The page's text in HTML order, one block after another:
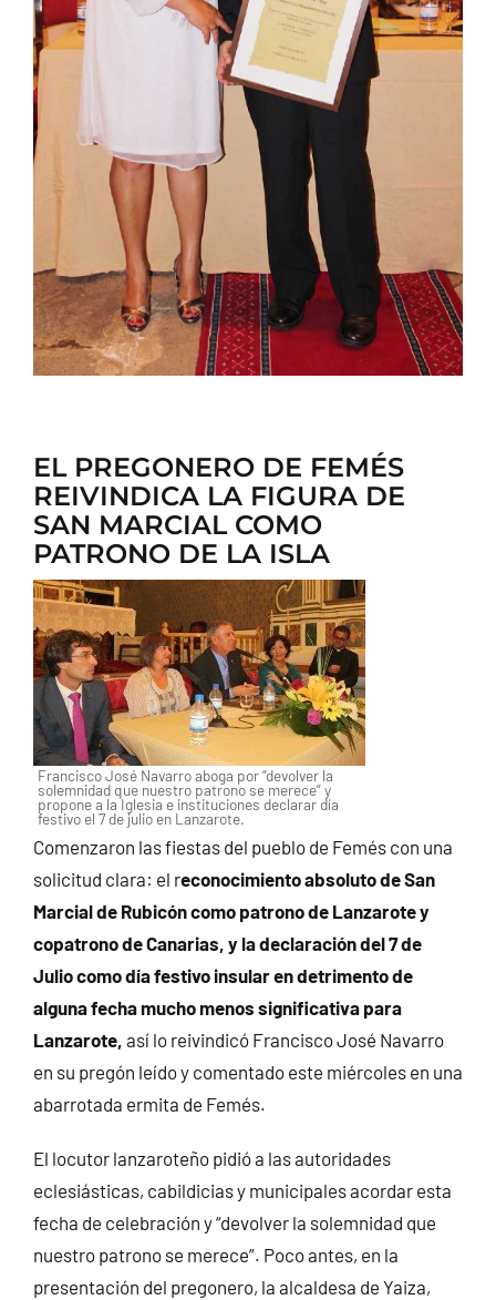
EL PREGONERO DE FEMÉS
REIVINDICA LA FIGURA DE
SAN MARCIAL COMO
PATRONO DE LA ISLA
Francisco José Navarro aboga por “devolver la
solemnidad que nuestro patrono se merece” y
propone a la Iglesia e instituciones declarar día
festivo el 7 de julio en Lanzarote.
Comenzaron las fiestas del pueblo de Femés con una
solicitud clara: el reconocimiento absoluto de San
Marcial de Rubicón como patrono de Lanzarote y
copatrono de Canarias, y la declaración del 7 de
Julio como día festivo insular en detrimento de
alguna fecha mucho menos significativa para
Lanzarote, así lo reivindicó Francisco José Navarro
en su pregón leído y comentado este miércoles en una
abarrotada ermita de Femés.
El locutor lanzaroteño pidió a las autoridades
eclesiásticas, cabildicias y municipales acordar esta
fecha de celebración y “devolver la solemnidad que
nuestro patrono se merece”. Poco antes, en la
presentación del pregonero, la alcaldesa de Yaiza,